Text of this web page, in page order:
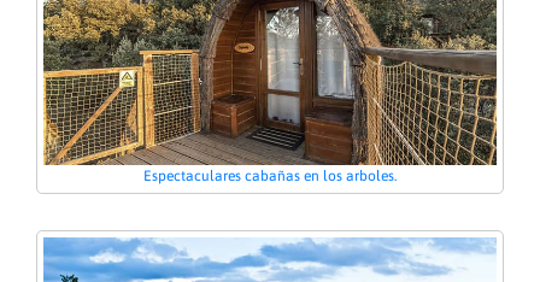
Espectaculares cabañas en los arboles.